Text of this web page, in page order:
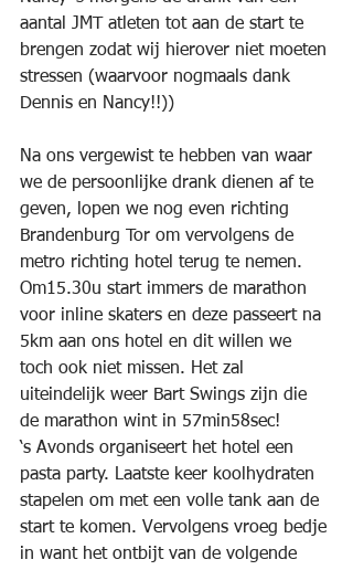
aantal JMT atleten tot aan de start te
brengen zodat wij hierover niet moeten
stressen (waarvoor nogmaals dank
Dennis en Nancy!!))
Na ons vergewist te hebben van waar
we de persoonlijke drank dienen af te
geven, lopen we nog even richting
Brandenburg Tor om vervolgens de
metro richting hotel terug te nemen.
Om15.30u start immers de marathon
voor inline skaters en deze passeert na
5km aan ons hotel en dit willen we
toch ook niet missen. Het zal
uiteindelijk weer Bart Swings zijn die
de marathon wint in 57min58sec!
‘s Avonds organiseert het hotel een
pasta party. Laatste keer koolhydraten
stapelen om met een volle tank aan de
start te komen. Vervolgens vroeg bedje
in want het ontbijt van de volgende